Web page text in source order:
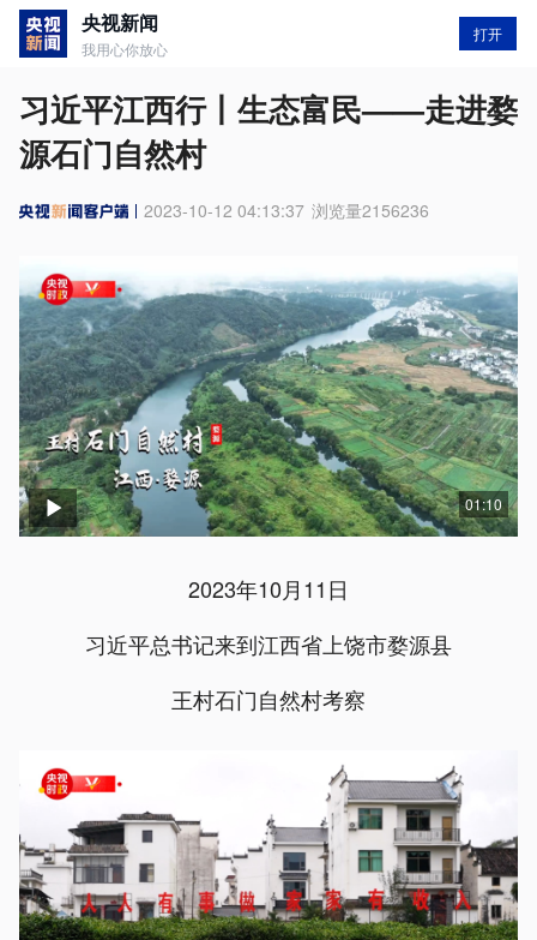
央视新闻
我用心你放心
打开
习近平江西行丨生态富民——走进婺
源石门自然村
2023-10-12 04:13:37 浏览量2156236
01:10
2023年10月11日
习近平总书记来到江西省上饶市婺源县
王村石门自然村考察